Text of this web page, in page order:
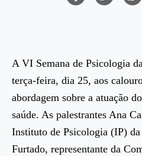
A VI Semana de Psicologia
terça-feira, dia 25, aos
abordagem sobre a atuação
saúde. As palestrantes Ana
Instituto de Psicologia (IP)
Furtado, representante da